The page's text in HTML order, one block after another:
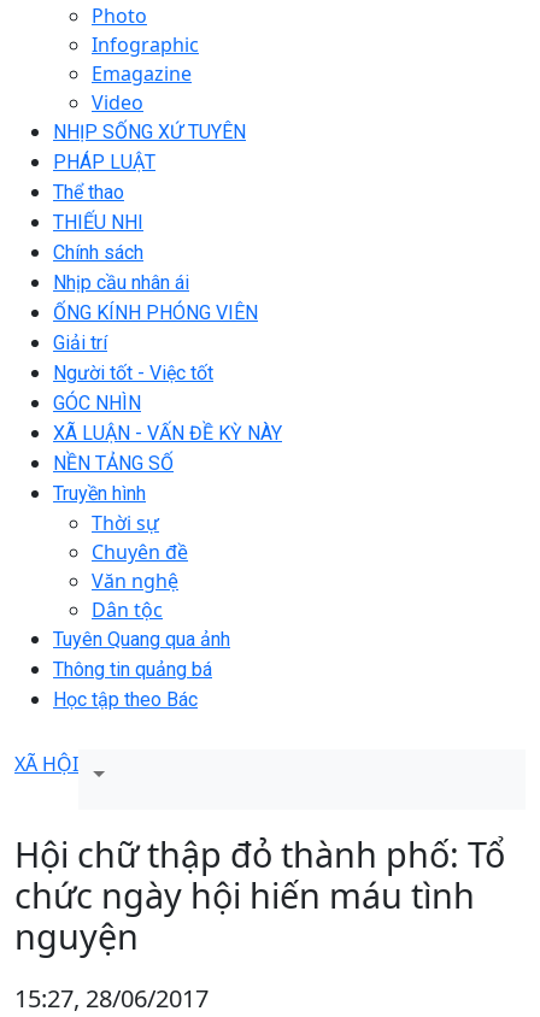
Photo
Infographic
Emagazine
Video
NHỊP SỐNG XỨ TUYÊN
PHÁP LUẬT
Thể thao
THIẾU NHI
Chính sách
Nhịp cầu nhân ái
ỐNG KÍNH PHÓNG VIÊN
Giải trí
Người tốt - Việc tốt
GÓC NHÌN
XÃ LUẬN - VẤN ĐỀ KỲ NÀY
NỀN TẢNG SỐ
Truyền hình
Thời sự
Chuyên đề
Văn nghệ
Dân tộc
Tuyên Quang qua ảnh
Thông tin quảng bá
Học tập theo Bác
XÃ HỘI
Hội chữ thập đỏ thành phố: Tổ
chức ngày hội hiến máu tình
nguyện
15:27, 28/06/2017